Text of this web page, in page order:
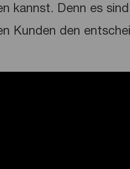
kannst. Denn es
Kunden den